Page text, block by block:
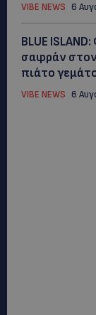
VIBE NEWS 6
BLUE
σαφράν
πιάτο
VIBE NEWS 6